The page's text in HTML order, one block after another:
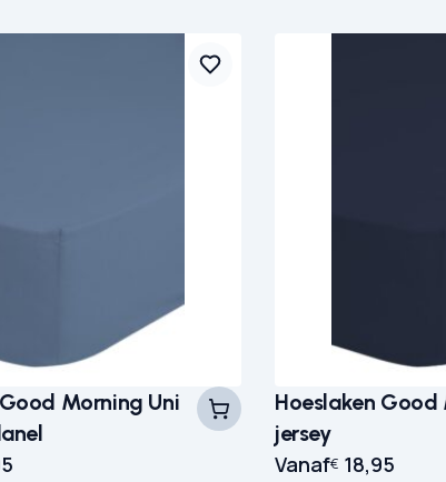
Morning Uni
Hoeslaken Good
jersey
Vanaf€ 18,95